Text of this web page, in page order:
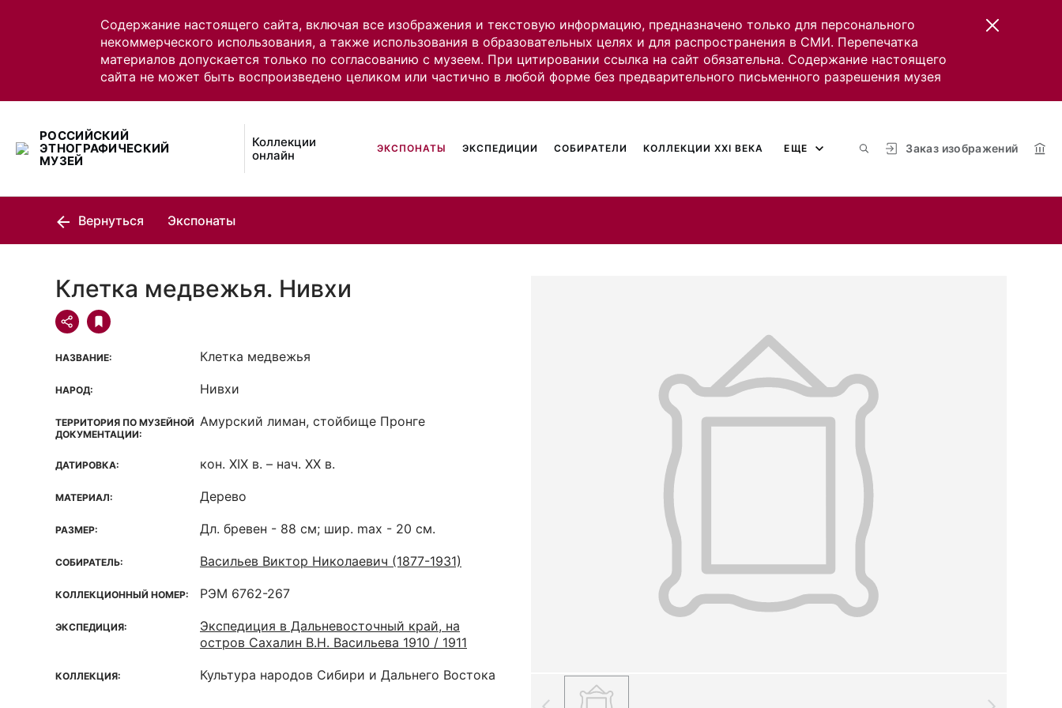
Содержание настоящего сайта, включая все изображения и текстовую информацию, предназначено только для персонального
некоммерческого использования, а также использования в образовательных целях и для распространения в СМИ. Перепечатка
материалов допускается только по согласованию с музеем. При цитировании ссылка на сайт обязательна. Содержание настоящего
сайта не может быть воспроизведено целиком или частично в любой форме без предварительного письменного разрешения музея
РОССИЙСКИЙ
ЭТНОГРАФИЧЕСКИЙ
МУЗЕЙ
Коллекции
онлайн
Заказ изображений
ЭКСПОНАТЫ ЭКСПЕДИЦИИ СОБИРАТЕЛИ КОЛЛЕКЦИИ XXI ВЕКА ЕЩЕ
Вернуться Экспонаты
Клетка медвежья. Нивхи
НАЗВАНИЕ: Клетка медвежья
НАРОД: Нивхи
ТЕРРИТОРИЯ ПО МУЗЕЙНОЙ
ДОКУМЕНТАЦИИ:
Амурский лиман, стойбище Пронге
ДАТИРОВКА: кон. XIX в. – нач. XX в.
МАТЕРИАЛ: Дерево
РАЗМЕР: Дл. бревен - 88 см; шир. max - 20 см.
СОБИРАТЕЛЬ: Васильев Виктор Николаевич (1877-1931)
КОЛЛЕКЦИОННЫЙ НОМЕР: РЭМ 6762-267
ЭКСПЕДИЦИЯ:
Экспедиция в Дальневосточный край, на
остров Сахалин В.Н. Васильева 1910 / 1911
КОЛЛЕКЦИЯ: Культура народов Сибири и Дальнего Востока